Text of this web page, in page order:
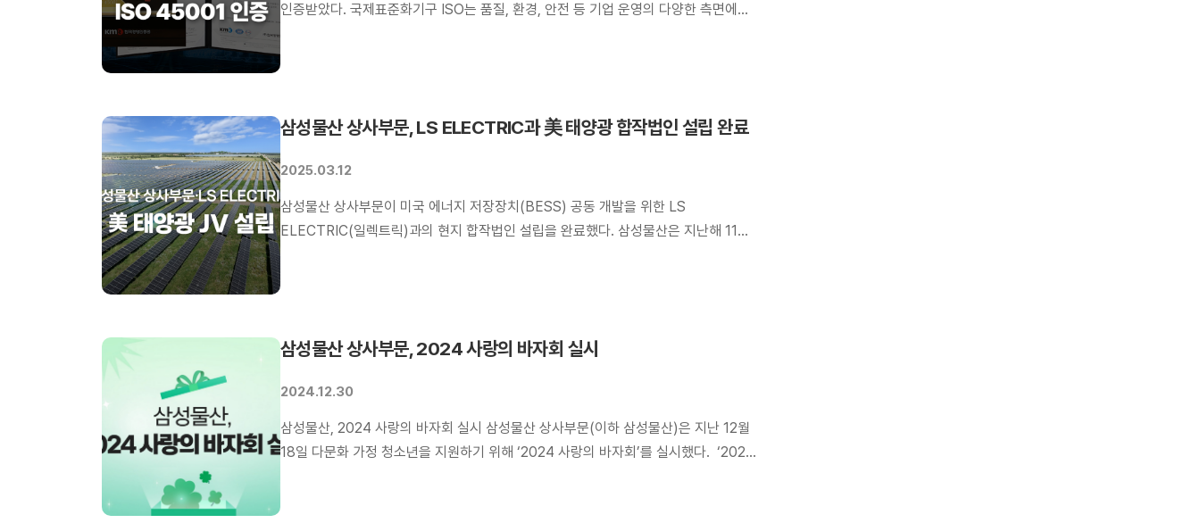
인증받았다. 국제표준화기구 ISO는 품질, 환경, 안전 등 기업 운영의 다양한 측면에
삼성물산 상사부문, LS ELECTRIC과 美 태양광 합작법인 설립 완료
2025.03.12
삼성물산 상사부문이 미국 에너지 저장장치(BESS) 공동 개발을 위한 LS
ELECTRIC(일렉트릭)과의 현지 합작법인 설립을 완료했다. 삼성물산은 지난해 11월
협업을 […]
삼성물산 상사부문, 2024 사랑의 바자회 실시
2024.12.30
삼성물산, 2024 사랑의 바자회 실시 삼성물산 상사부문(이하 삼성물산)은 지난 12월
18일 다문화 가정 청소년을 지원하기 위해 ‘2024 사랑의 바자회’를 실시했다. ‘2024